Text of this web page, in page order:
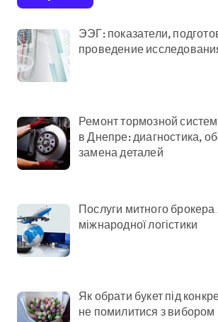
електрики
ЭЭГ: показатели,
проведение
Ремонт тормозной
в Днепре: диагностика,
замена деталей
Послуги митного брокера
міжнародної логістики
Як обрати букет під
не помилитися з вибором